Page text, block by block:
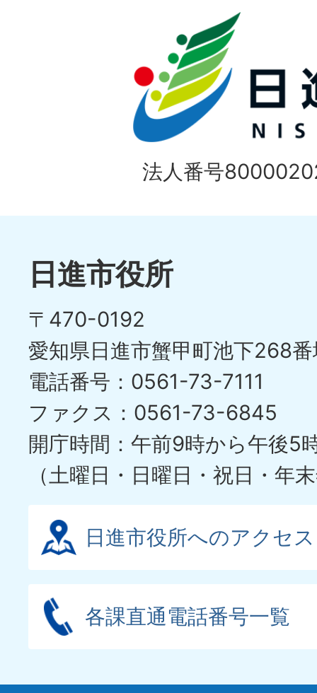
ス
ラ
イ
ド
1
枚
目
の
イ
目
の
ス
ラ
イ
ド
法人番号
日進市役所
〒470-0192
愛知県日進市蟹甲町池下268
電話番号：0561-73-7111
ファクス：0561-73-6845
開庁時間：午前9時から午後5
（土曜日・日曜日・祝日・年
日進市役所へのアクセス
各課直通電話番号一覧